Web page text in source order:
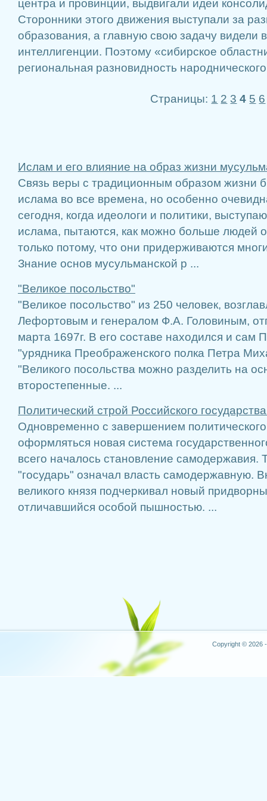
центра и провинции, выдвигали идеи
Сторонники этого движения выступали за
образования, а главную свою задачу видели
интеллигенции. Поэтому «сибирское
региональная разновидность
Страницы: 1 2 3 4 5 6
Ислам и его влияние на образ жизни
Связь веры с традиционным образом жизни
ислама во все времена, но особенно
сегодня, когда идеологи и политики,
ислама, пытаются, как можно больше людей
только потому, что они придерживаются
Знание основ мусульманской р ...
"Великое посольство"
"Великое посольство" из 250 человек,
Лефортовым и генералом Ф.А. Головиным,
марта 1697г. В его составе находился и сам
"урядника Преображенского полка Петра
"Великого посольства можно разделить на
второстепенные. ...
Политический строй Российского
Одновременно с завершением
оформляться новая система
всего началось становление самодержавия.
"государь" означал власть самодержавную.
великого князя подчеркивал новый
отличавшийся особой пышностью. ...
Copyright © 2026